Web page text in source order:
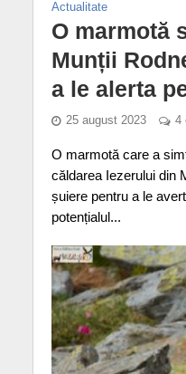
Actualitate
O marmotă
Munții
a le alerta
25 august 2023 4
O marmotă care a
căldarea Iezerului din
șuiere pentru a le
potențialul...